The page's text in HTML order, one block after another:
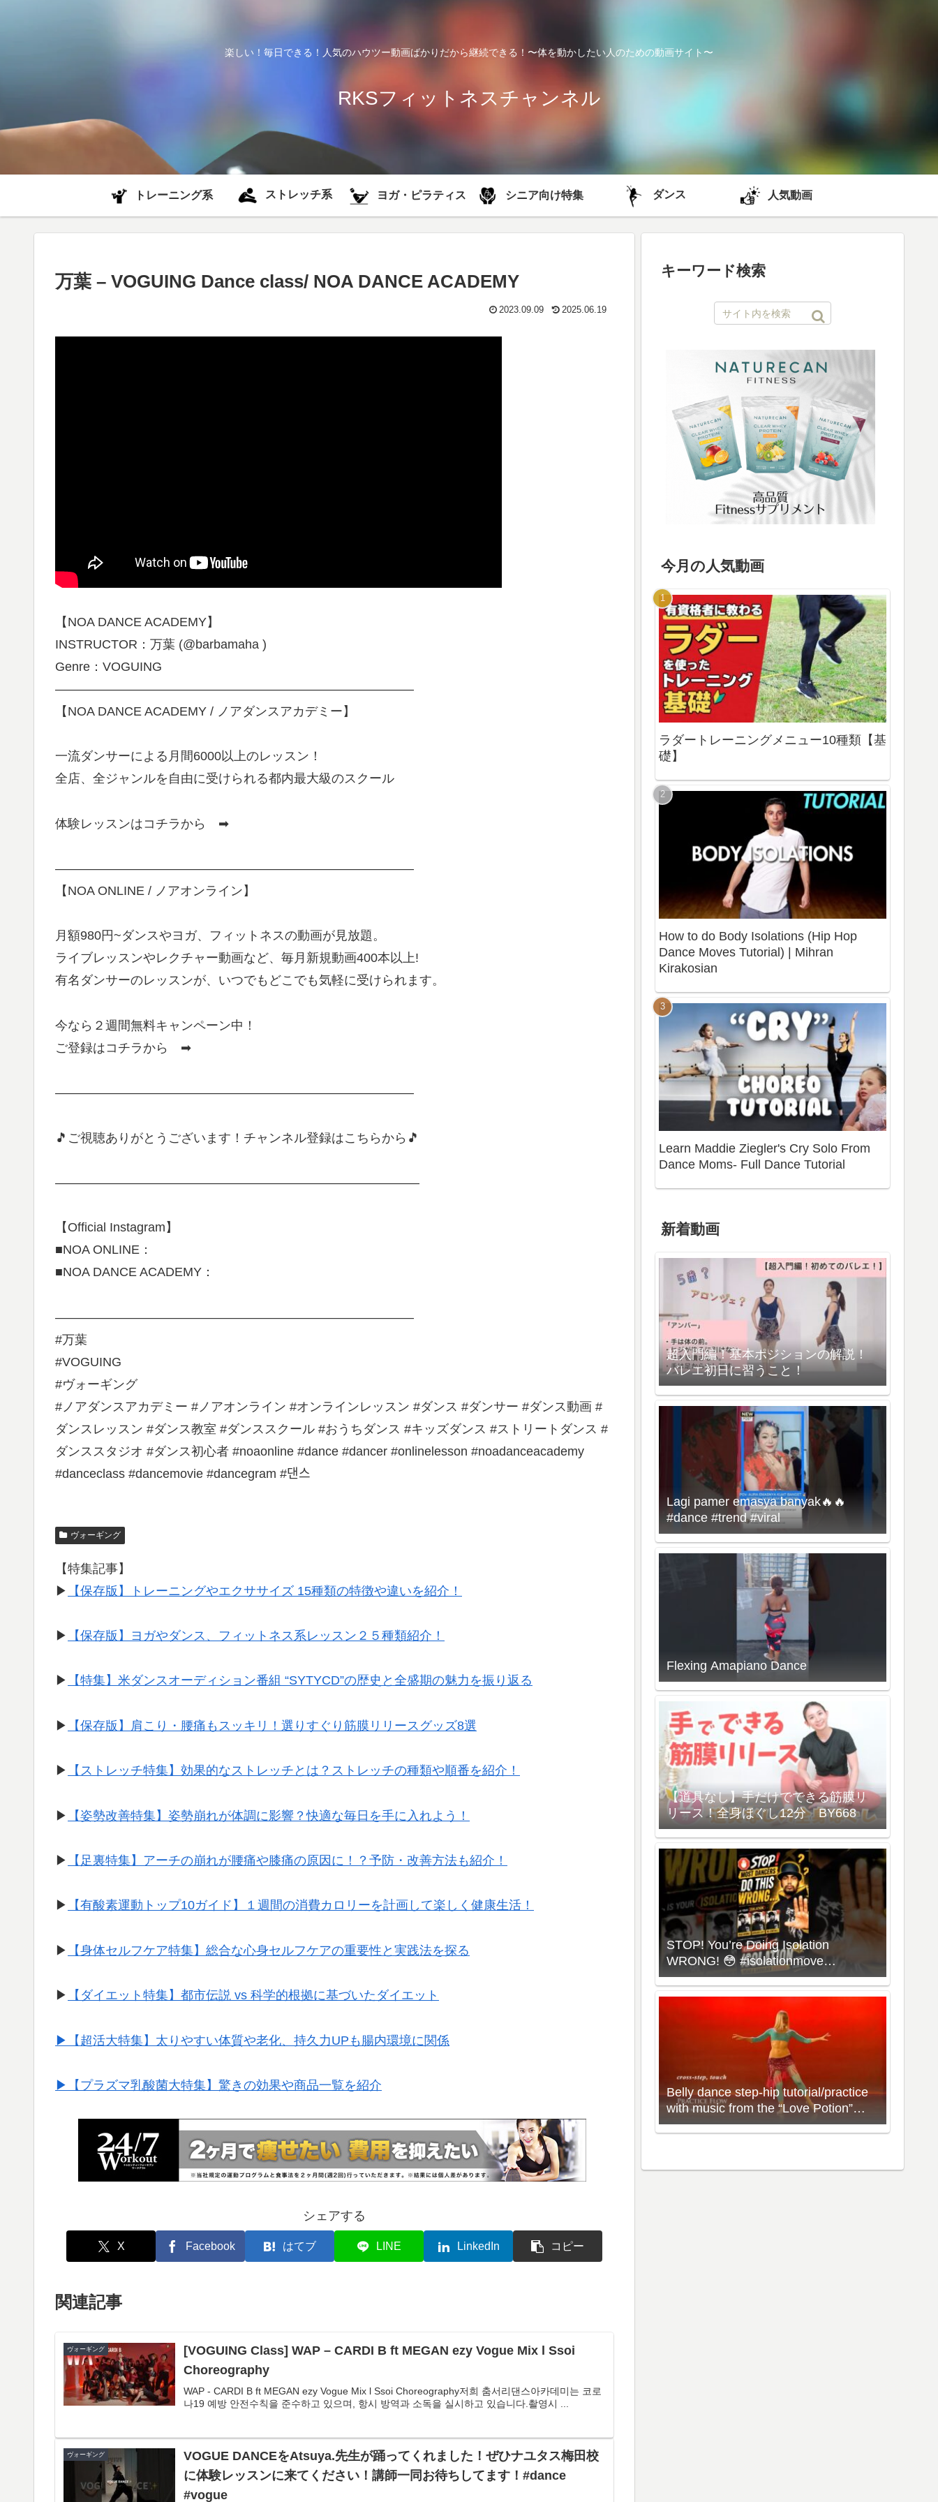
楽しい！毎日できる！人気のハウツー動画ばかりだから継続できる！〜体を動かしたい人のための動画サイト〜
RKSフィットネスチャンネル
トレーニング系 ストレッチ系 ヨガ・ピラティス シニア向け特集 ダンス 人気動画
万葉 – VOGUING Dance class/ NOA DANCE ACADEMY
2023.09.09 2025.06.19
【NOA DANCE ACADEMY】
INSTRUCTOR：万葉 (@barbamaha )
Genre：VOGUING
————————————————————————————–
【NOA DANCE ACADEMY / ノアダンスアカデミー】
一流ダンサーによる月間6000以上のレッスン！
全店、全ジャンルを自由に受けられる都内最大級のスクール
体験レッスンはコチラから ➡
————————————————————————————–
【NOA ONLINE / ノアオンライン】
月額980円~ダンスやヨガ、フィットネスの動画が見放題。
ライブレッスンやレクチャー動画など、毎月新規動画400本以上!
有名ダンサーのレッスンが、いつでもどこでも気軽に受けられます。
今なら２週間無料キャンペーン中！
ご登録はコチラから ➡
————————————————————————————–
🎵ご視聴ありがとうございます！チャンネル登録はこちらから🎵
—————————————————————————————
【Official Instagram】
■NOA ONLINE：
■NOA DANCE ACADEMY：
————————————————————————————–
#万葉
#VOGUING
#ヴォーギング
#ノアダンスアカデミー #ノアオンライン #オンラインレッスン #ダンス #ダンサー #ダンス動画 #
ダンスレッスン #ダンス教室 #ダンススクール #おうちダンス #キッズダンス #ストリートダンス #
ダンススタジオ #ダンス初心者 #noaonline #dance #dancer #onlinelesson #noadanceacademy
#danceclass #dancemovie #dancegram #댄스
ヴォーギング
【特集記事】
▶︎
【保存版】トレーニングやエクササイズ 15種類の特徴や違いを紹介！
▶︎ 【保存版】ヨガやダンス、フィットネス系レッスン２５種類紹介！
▶︎ 【特集】米ダンスオーディション番組 “SYTYCD”の歴史と全盛期の魅力を振り返る
▶︎ 【保存版】肩こり・腰痛もスッキリ！選りすぐり筋膜リリースグッズ8選
▶︎ 【ストレッチ特集】効果的なストレッチとは？ストレッチの種類や順番を紹介！
▶︎ 【姿勢改善特集】姿勢崩れが体調に影響？快適な毎日を手に入れよう！
▶︎ 【足裏特集】アーチの崩れが腰痛や膝痛の原因に！？予防・改善方法も紹介！
▶︎ 【有酸素運動トップ10ガイド】１週間の消費カロリーを計画して楽しく健康生活！
▶︎ 【身体セルフケア特集】総合な心身セルフケアの重要性と実践法を探る
▶︎ 【ダイエット特集】都市伝説 vs 科学的根拠に基づいたダイエット
▶︎【超活大特集】太りやすい体質や老化、持久力UPも腸内環境に関係
▶︎【プラズマ乳酸菌大特集】驚きの効果や商品一覧を紹介
シェアする
X Facebook はてブ LINE LinkedIn コピー
関連記事
ヴォーギング
[VOGUING Class] WAP – CARDI B ft MEGAN ezy Vogue Mix l Ssoi
Choreography
WAP - CARDI B ft MEGAN ezy Vogue Mix l Ssoi Choreography저희 춤서리댄스아카데미는 코로
나19 예방 안전수칙을 준수하고 있으며, 항시 방역과 소독을 실시하고 있습니다.촬영시 ...
ヴォーギング
VOGUE DANCEをAtsuya.先生が踊ってくれました！ぜひナユタス梅田校
に体験レッスンに来てください！講師一同お待ちしてます！#dance
#vogue
キーワード検索
今月の人気動画
ラダートレーニングメニュー10種類【基
礎】
How to do Body Isolations (Hip Hop
Dance Moves Tutorial) | Mihran
Kirakosian
Learn Maddie Ziegler's Cry Solo From
Dance Moms- Full Dance Tutorial
新着動画
超入門編！基本ポジションの解説！
バレエ初日に習うこと！
Lagi pamer emasya banyak🔥🔥
#dance #trend #viral
Flexing Amapiano Dance
【道具なし】手だけでできる筋膜リ
リース！全身ほぐし12分 BY668
STOP! You’re Doing Isolation
WRONG! 😳 #isolationmove
#animationdance #poppingdance
Belly dance step-hip tutorial/practice
with music from the “Love Potion”
Workout with Neon